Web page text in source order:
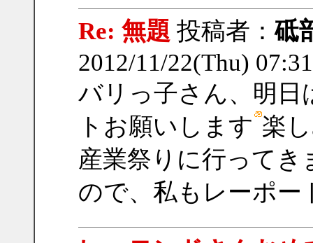
Re: 無題 投稿者：砥
2012/11/22(Thu)
バリっ子さん、明日
トお願いします 楽
産業祭りに行って
ので、私もレーポー